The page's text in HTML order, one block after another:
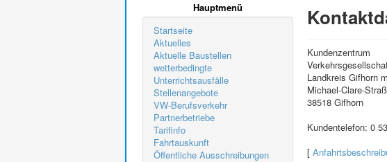
Hauptmenü
Startseite
Aktuelles
Aktuelle Baustellen
wetterbedingte
Unterrichtsausfälle
Stellenangebote
VW-Berufsverkehr
Partnerbetriebe
Tarifinfo
Fahrtauskunft
Öffentliche Ausschreibungen
Kundenzentrum
Landkreis Gifhorn
Michael-Clare-
38518 Gifhorn
Kundentelefon: 0
[